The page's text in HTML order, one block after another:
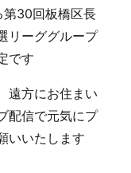
第30回板橋区長
リーググループ
です
遠方にお住まい
配信で元気にプ
いいたします